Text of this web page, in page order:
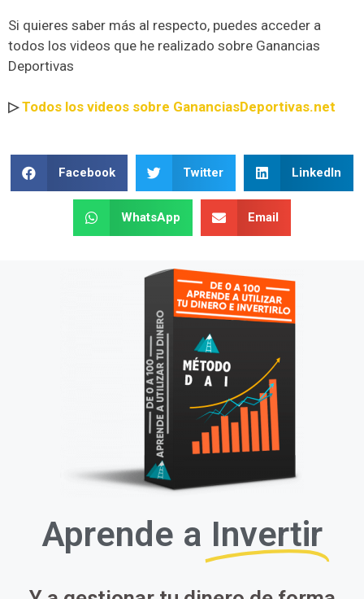
Si quieres saber más al respecto, puedes acceder a
todos los videos que he realizado sobre Ganancias
Deportivas
▷Todos los videos sobre GananciasDeportivas.net
Facebook Twitter LinkedIn
WhatsApp Email
Aprende a Invertir